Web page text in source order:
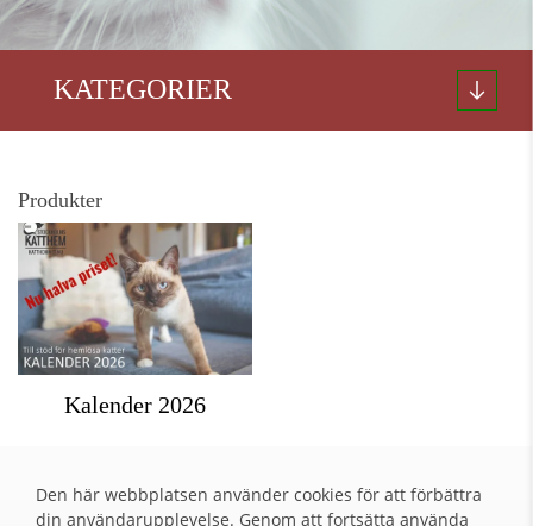
KATEGORIER
Produkter
Kalender 2026
Den här webbplatsen använder cookies för att förbättra
din användarupplevelse. Genom att fortsätta använda